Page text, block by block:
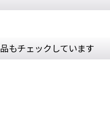
もチェックしています